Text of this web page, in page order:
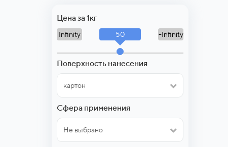
Цена за 1кг
Infinity 50 -Infinity
Поверхность нанесения
картон
Сфера применения
Не выбрано